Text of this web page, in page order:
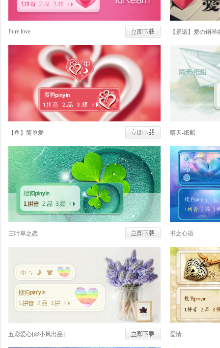
Pure love 【景诺】爱の钢琴
【鱼】简单爱 晴天-纸船
三叶草之恋 书之心语
五彩爱心[@小风出品] 爱情